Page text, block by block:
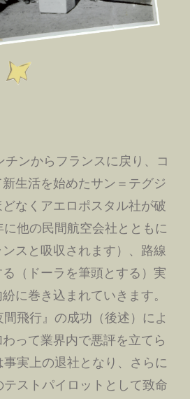
ンからフランスに戻り、コ
生活を始めたサン＝テグジ
なくアエロポスタル社が破
他の民間航空会社とともに
スと吸収されます）、路線
（ドーラを筆頭とする）実
に巻き込まれていきます。
飛行』の成功（後述）によ
って業界内で悪評を立てら
実上の退社となり、さらに
ストパイロットとして致命